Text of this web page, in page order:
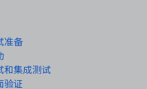
准备
和集成测试
验证